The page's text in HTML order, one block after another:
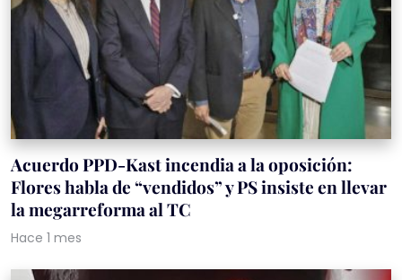
Acuerdo PPD-Kast incendia a la oposición:
Flores habla de “vendidos” y PS insiste en llevar
la megarreforma al TC
Hace 1 mes